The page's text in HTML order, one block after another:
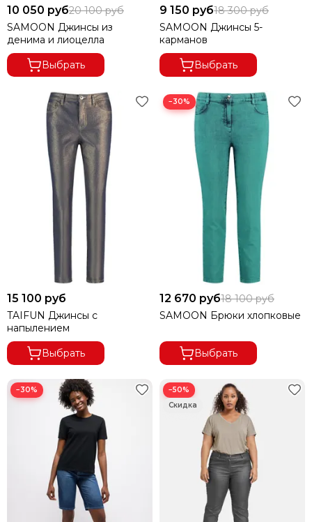
10 050 руб20 100 руб
SAMOON Джинсы из
денима и лиоцелла
Выбрать
9 150 руб18 300 руб
SAMOON Джинсы 5-
карманов
Выбрать
15 100 руб
TAIFUN Джинсы с
напылением
Выбрать
−30%
12 670 руб18 100 руб
SAMOON Брюки хлопковые
Выбрать
−30% −50%